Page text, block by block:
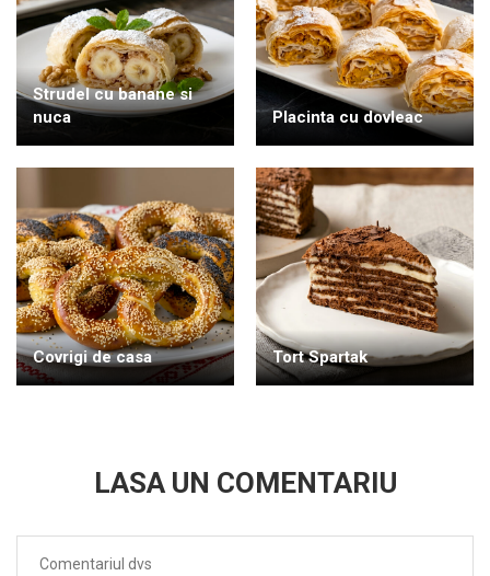
Strudel cu banane si
nuca
Placinta cu dovleac
Covrigi de casa Tort Spartak
LASA UN COMENTARIU